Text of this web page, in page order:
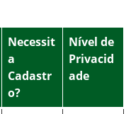
Necessit
a
Cadastr
o?
Nível de
Privacid
ade